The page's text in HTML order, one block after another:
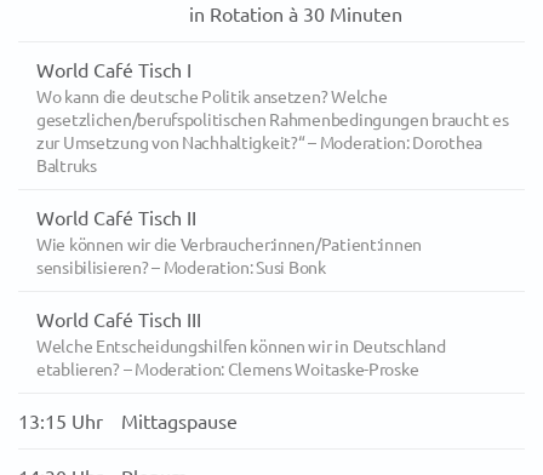
in Rotation à 30 Minuten
World Café Tisch I
Wo kann die deutsche Politik ansetzen? Welche
gesetzlichen/berufspolitischen Rahmenbedingungen braucht es
zur Umsetzung von Nachhaltigkeit?“ – Moderation: Dorothea
Baltruks
World Café Tisch II
Wie können wir die Verbraucher:innen/Patient:innen
sensibilisieren? – Moderation: Susi Bonk
World Café Tisch III
Welche Entscheidungshilfen können wir in Deutschland
etablieren? – Moderation: Clemens Woitaske-Proske
13:15 Uhr Mittagspause